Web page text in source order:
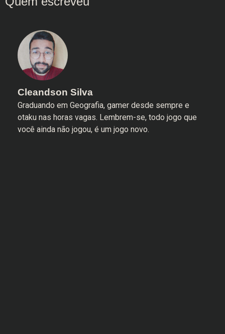
Cleandson Silva
Graduando em Geografia, gamer desde sempre e
otaku nas horas vagas. Lembrem-se, todo jogo que
você ainda não jogou, é um jogo novo.